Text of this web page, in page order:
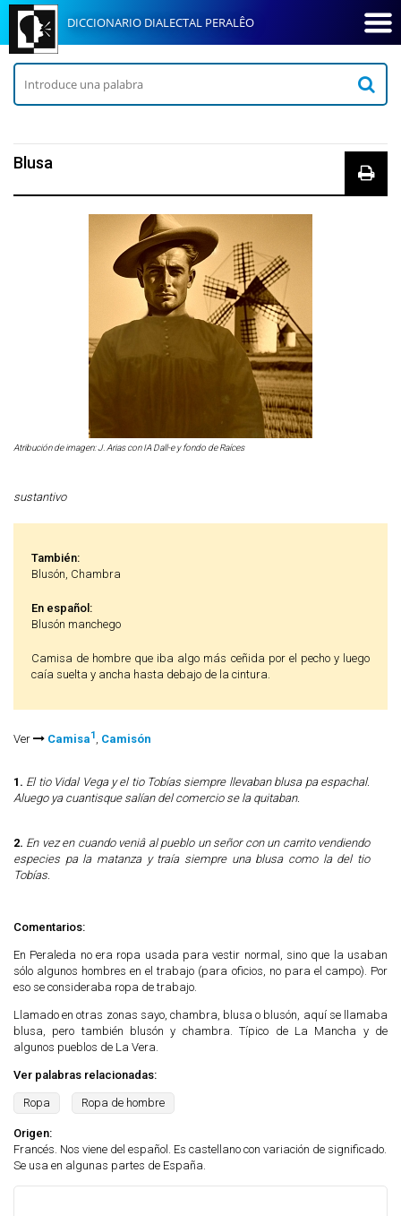
DICCIONARIO DIALECTAL PERALÊO
Blusa
Atribución de imagen: J. Arias con IA Dall-e y fondo de Raíces
sustantivo
También:
Blusón, Chambra
En español:
Blusón manchego
Camisa de hombre que iba algo más ceñida por el pecho y luego
caía suelta y ancha hasta debajo de la cintura.
Ver Camisa1, Camisón
1. El tio Vidal Vega y el tio Tobías siempre llevaban blusa pa espachal.
Aluego ya cuantisque salían del comercio se la quitaban.
2. En vez en cuando veniâ al pueblo un señor con un carrito vendiendo
especies pa la matanza y traía siempre una blusa como la del tio
Tobías.
Comentarios:
En Peraleda no era ropa usada para vestir normal, sino que la usaban
sólo algunos hombres en el trabajo (para oficios, no para el campo). Por
eso se consideraba ropa de trabajo.
Llamado en otras zonas sayo, chambra, blusa o blusón, aquí se llamaba
blusa, pero también blusón y chambra. Típico de La Mancha y de
algunos pueblos de La Vera.
Ver palabras relacionadas:
Ropa Ropa de hombre
Origen:
Francés. Nos viene del español. Es castellano con variación de significado.
Se usa en algunas partes de España.